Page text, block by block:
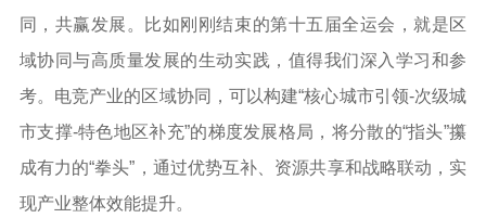
同，共赢发展。比如刚刚结束的第十五届全运会，就是区
域协同与高质量发展的生动实践，值得我们深入学习和参
考。电竞产业的区域协同，可以构建“核心城市引领-次级城
市支撑-特色地区补充”的梯度发展格局，将分散的“指头”攥
成有力的“拳头”，通过优势互补、资源共享和战略联动，实
现产业整体效能提升。